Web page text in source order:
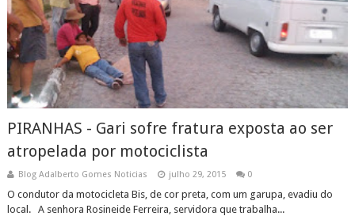
PIRANHAS - Gari sofre fratura exposta ao ser
atropelada por motociclista
Blog Adalberto Gomes Noticias julho 29, 2015 0
O condutor da motocicleta Bis, de cor preta, com um garupa, evadiu do
local. A senhora Rosineide Ferreira, servidora que trabalha...